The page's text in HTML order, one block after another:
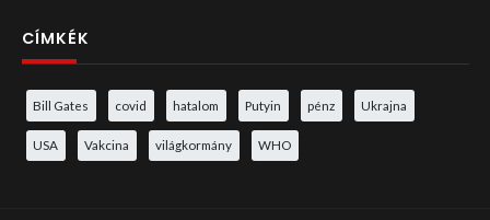
CÍMKÉK
Bill Gates covid hatalom Putyin pénz Ukrajna
USA Vakcina világkormány WHO